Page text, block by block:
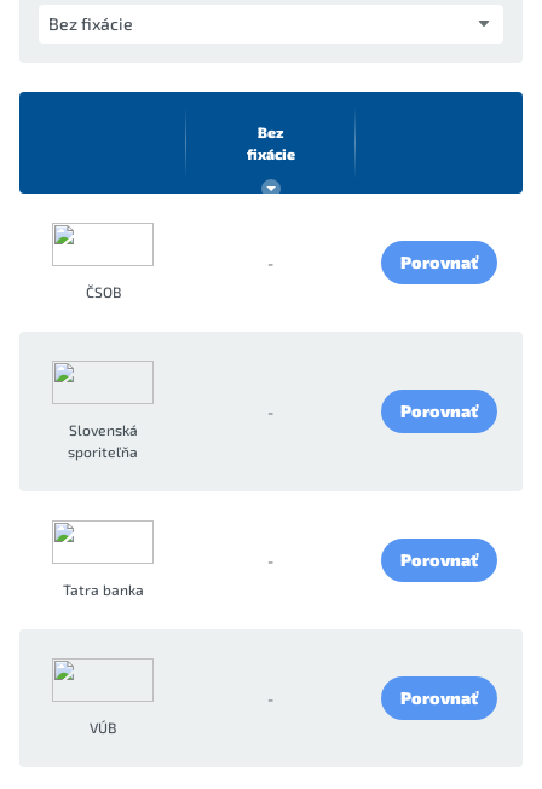
Bez
fixácie
ČSOB
- Porovnať
Slovenská
sporiteľňa
- Porovnať
Tatra banka
- Porovnať
VÚB
- Porovnať